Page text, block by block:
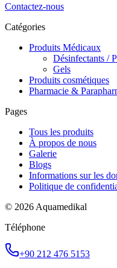
Contactez-nous
Catégories
Produits Médicaux
Désinfectants /
Gels
Produits cosmétiques
Pharmacie &
Pages
Tous les produits
À propos de nous
Galerie
Blogs
Informations sur les
Politique de
© 2026 Aquamedikal
Téléphone
+90 212 476 5153